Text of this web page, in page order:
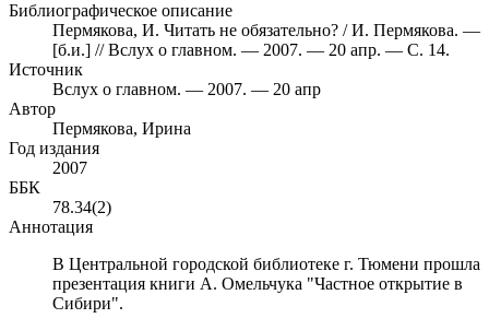
Библиографическое описание
Пермякова, И. Читать не обязательно? / И. Пермякова. —
[б.и.] // Вслух о главном. — 2007. — 20 апр. — С. 14.
Источник
Вслух о главном. — 2007. — 20 апр
Автор
Пермякова, Ирина
Год издания
2007
ББК
78.34(2)
Аннотация
В Центральной городской библиотеке г. Тюмени прошла
презентация книги А. Омельчука "Частное открытие в
Сибири".